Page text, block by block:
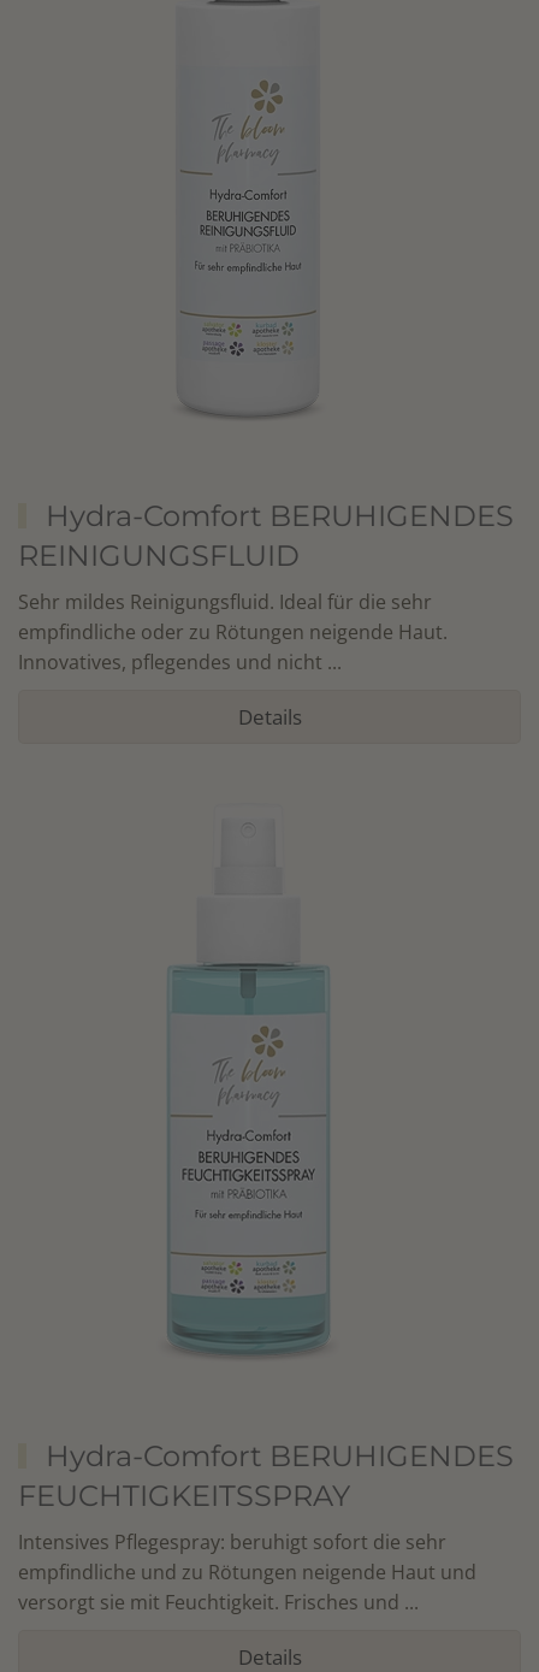
Hydra-Comfort BERUHIGENDES
REINIGUNGSFLUID
Sehr mildes Reinigungsfluid. Ideal für die sehr
empfindliche oder zu Rötungen neigende Haut.
Innovatives, pflegendes und nicht ...
Details
Hydra-Comfort BERUHIGENDES
FEUCHTIGKEITSSPRAY
Intensives Pflegespray: beruhigt sofort die sehr
empfindliche und zu Rötungen neigende Haut und
versorgt sie mit Feuchtigkeit. Frisches und ...
Details